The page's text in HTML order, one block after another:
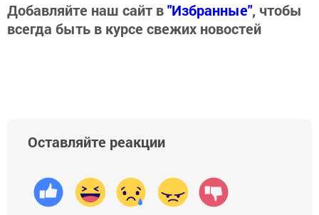
Добавляйте наш сайт в"Избранные", чтобы
всегда быть в курсе свежих новостей
Оставляйте реакции